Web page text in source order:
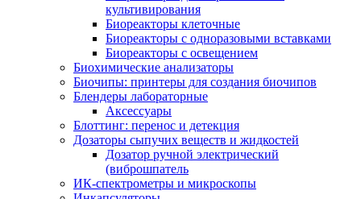
культивирования
Биореакторы клеточные
Биореакторы с одноразовыми вставками
Биореакторы с освещением
Биохимические анализаторы
Биочипы: принтеры для создания биочипов
Блендеры лабораторные
Аксессуары
Блоттинг: перенос и детекция
Дозаторы сыпучих веществ и жидкостей
Дозатор ручной электрический
(виброшпатель
ИК-спектрометры и микроскопы